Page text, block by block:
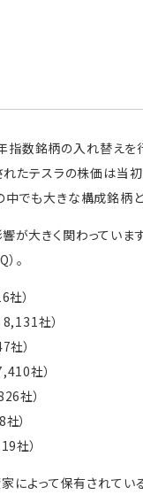
数銘柄の入れ替えを
たテスラの株価は当
でも大きな構成銘柄と
大きく関わっていま
。
）
社）
）
社）
社）
）
社）
よって保有されてい